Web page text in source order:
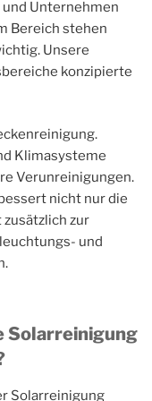
Unternehmen
Bereich stehen
Unsere
konzipierte
Klimasysteme
Verunreinigungen.
nicht nur die
zur
und
Solarreinigung
Solarreinigung